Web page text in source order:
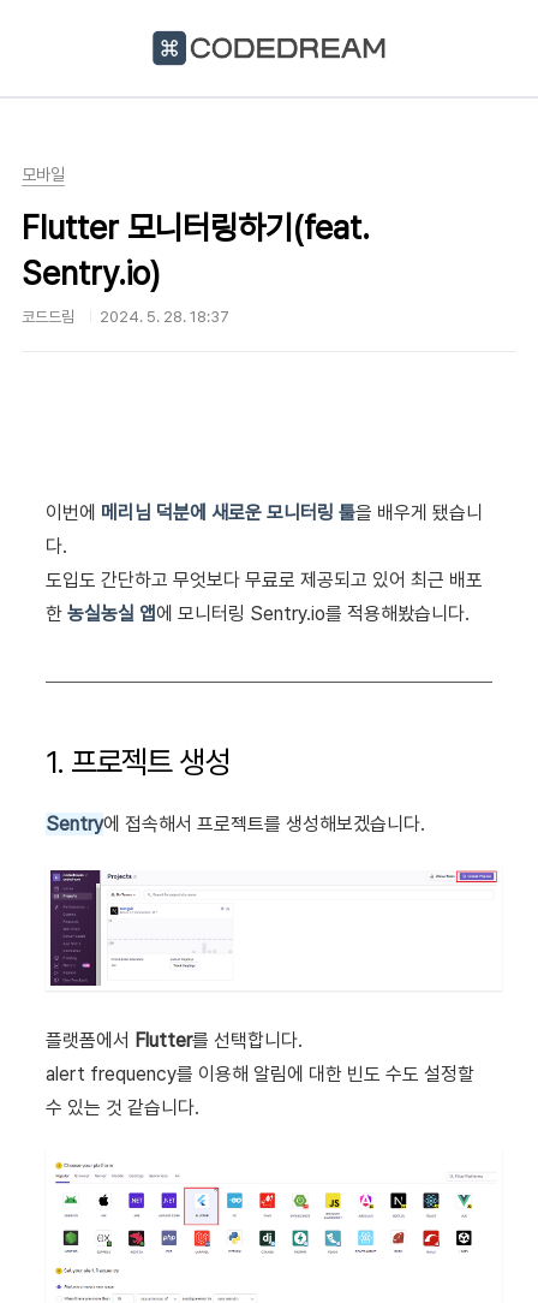
모바일
Flutter 모니터링하기(feat.
Sentry.io)
코드드림 2024. 5. 28. 18:37
이번에 메리님 덕분에 새로운 모니터링 툴을 배우게 됐습니
다.
도입도 간단하고 무엇보다 무료로 제공되고 있어 최근 배포
한 농실농실 앱에 모니터링 Sentry.io를 적용해봤습니다.
1. 프로젝트 생성
Sentry에 접속해서 프로젝트를 생성해보겠습니다.
플랫폼에서 Flutter를 선택합니다.
alert frequency를 이용해 알림에 대한 빈도 수도 설정할
수 있는 것 같습니다.